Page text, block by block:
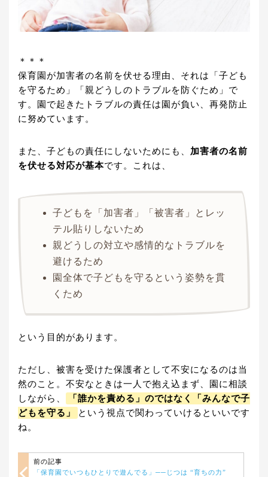
＊＊＊
保育園が加害者の名前を伏せる理由、それは「子ども
を守るため」「親どうしのトラブルを防ぐため」で
す。園で起きたトラブルの責任は園が負い、再発防止
に努めています。
また、子どもの責任にしないためにも、 加害者の名前
を伏せる対応が基本です。これは、
子どもを「加害者」「被害者」とレッ
テル貼りしないため
親どうしの対立や感情的なトラブルを
避けるため
園全体で子どもを守るという姿勢を貫
くため
という目的があります。
ただし、被害を受けた保護者として不安になるのは当
然のこと。不安なときは一人で抱え込まず、園に相談
しながら、
「誰かを責める」のではなく「みんなで子
どもを守る」
という視点で関わっていけるといいです
ね。
前の記事
「保育園でいつもひとりで遊んでる」──じつは “育ちの力”